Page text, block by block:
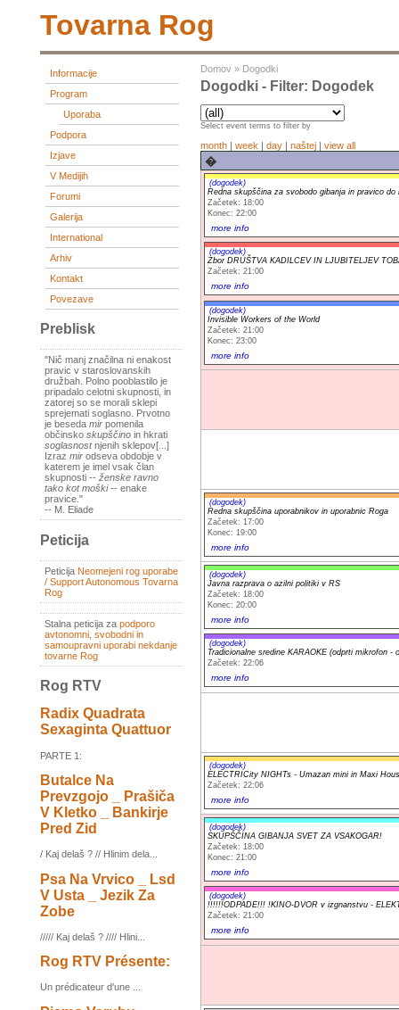
Tovarna Rog
Informacije
Program
Uporaba
Podpora
Izjave
V Medijih
Forumi
Galerija
International
Arhiv
Kontakt
Povezave
Preblisk
"Nič manj značilna ni enakost
pravic v staroslovanskih
družbah. Polno pooblastilo je
pripadalo celotni skupnosti, in
zatorej so se morali sklepi
sprejemati soglasno. Prvotno
je beseda mir pomenila
občinsko skupščino in hkrati
soglasnostnjenih sklepov[...]
Izraz mir odseva obdobje v
katerem je imel vsak član
skupnosti -- ženske ravno
tako kot moški-- enake
pravice."
-- M. Eliade
Peticija
Peticija Neomejeni rog uporabe
/ Support Autonomous Tovarna
Rog
Stalna peticija za podporo
avtonomni, svobodni in
samoupravni uporabi nekdanje
tovarne Rog
Rog RTV
Radix Quadrata
Sexaginta Quattuor
PARTE 1:
Butalce Na
Prevzgojo _ Prašiča
V Kletko _ Bankirje
Pred Zid
/ Kaj delaš ? // Hlinim dela...
Psa Na Vrvico _ Lsd
V Usta _ Jezik Za
Zobe
///// Kaj delaš ? //// Hlini...
Rog RTV Présente:
Un prédicateur d'une ...
Domov » Dogodki
Dogodki - Filter: Dogodek
Select event terms to filter by
month | week | day | naštej | view all
�
(dogodek)
Redna skupščina za svobodo gibanja in pravico do
Začetek: 18:00
Konec: 22:00
more info
(dogodek)
Zbor DRUŠTVA KADILCEV IN LJUBITELJEV
Začetek: 21:00
more info
(dogodek)
Invisible Workers of the World
Začetek: 21:00
Konec: 23:00
more info
(dogodek)
Redna skupščina uporabnikov in uporabnic Roga
Začetek: 17:00
Konec: 19:00
more info
(dogodek)
Javna razprava o azilni politiki v RS
Začetek: 18:00
Konec: 20:00
more info
(dogodek)
Tradicionalne sredine KARAOKE (odprti mikrofon -
Začetek: 22:06
more info
(dogodek)
ELECTRICity NIGHTs - Umazan mini in Maxi
Začetek: 22:06
more info
(dogodek)
SKUPŠČINA GIBANJA SVET ZA VSAKOGAR!
Začetek: 18:00
Konec: 21:00
more info
(dogodek)
!!!!!!ODPADE!!! !KINO-DVOR v izgnanstvu -
Začetek: 21:00
more info